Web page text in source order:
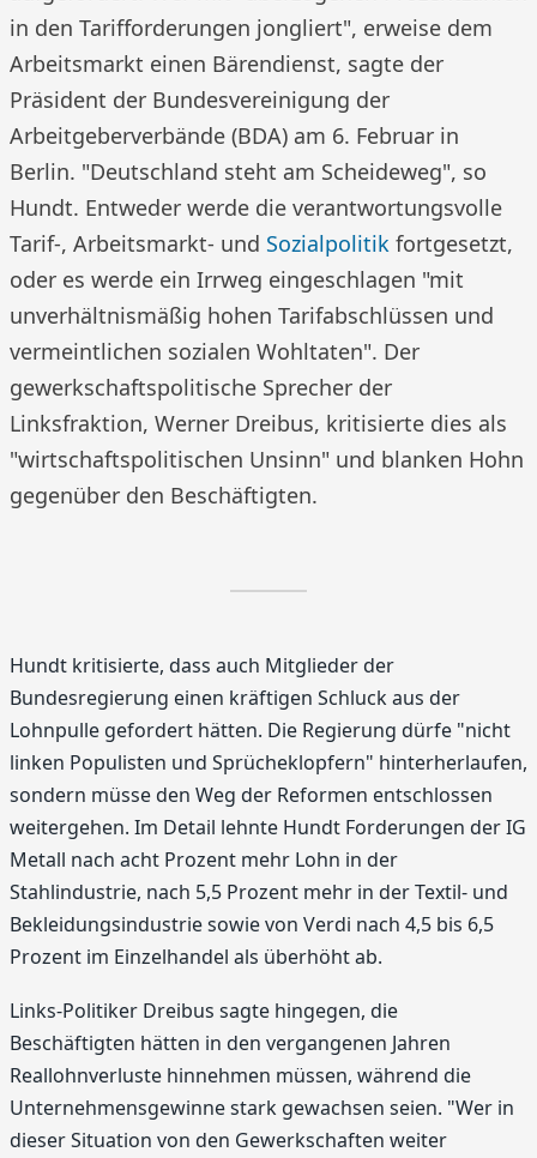
in den Tarifforderungen jongliert", erweise dem
Arbeitsmarkt einen Bärendienst, sagte der
Präsident der Bundesvereinigung der
Arbeitgeberverbände (BDA) am 6. Februar in
Berlin. "Deutschland steht am Scheideweg", so
Hundt. Entweder werde die verantwortungsvolle
Tarif-, Arbeitsmarkt- und Sozialpolitik fortgesetzt,
oder es werde ein Irrweg eingeschlagen "mit
unverhältnismäßig hohen Tarifabschlüssen und
vermeintlichen sozialen Wohltaten". Der
gewerkschaftspolitische Sprecher der
Linksfraktion, Werner Dreibus, kritisierte dies als
"wirtschaftspolitischen Unsinn" und blanken Hohn
gegenüber den Beschäftigten.
Hundt kritisierte, dass auch Mitglieder der
Bundesregierung einen kräftigen Schluck aus der
Lohnpulle gefordert hätten. Die Regierung dürfe "nicht
linken Populisten und Sprücheklopfern" hinterherlaufen,
sondern müsse den Weg der Reformen entschlossen
weitergehen. Im Detail lehnte Hundt Forderungen der IG
Metall nach acht Prozent mehr Lohn in der
Stahlindustrie, nach 5,5 Prozent mehr in der Textil- und
Bekleidungsindustrie sowie von Verdi nach 4,5 bis 6,5
Prozent im Einzelhandel als überhöht ab.
Links-Politiker Dreibus sagte hingegen, die
Beschäftigten hätten in den vergangenen Jahren
Reallohnverluste hinnehmen müssen, während die
Unternehmensgewinne stark gewachsen seien. "Wer in
dieser Situation von den Gewerkschaften weiter